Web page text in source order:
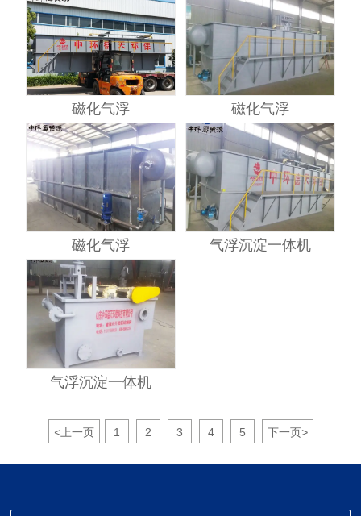
磁化气浮 磁化气浮
磁化气浮 气浮沉淀一体机
气浮沉淀一体机
<上一页 1 2 3 4 5 下一页>